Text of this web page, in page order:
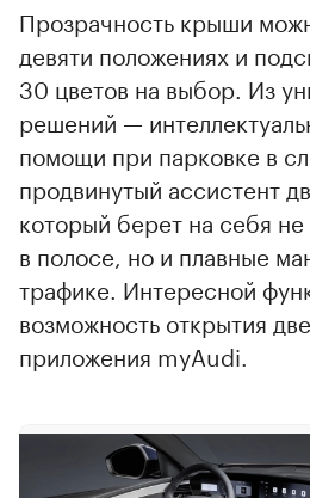
Прозрачность крыши
девяти положениях и
30 цветов на выбор. Из
решений —
помощи при парковке в
продвинутый ассистент
который берет на себя
в полосе, но и плавные
трафике. Интересной
возможность открытия
приложения myAudi.